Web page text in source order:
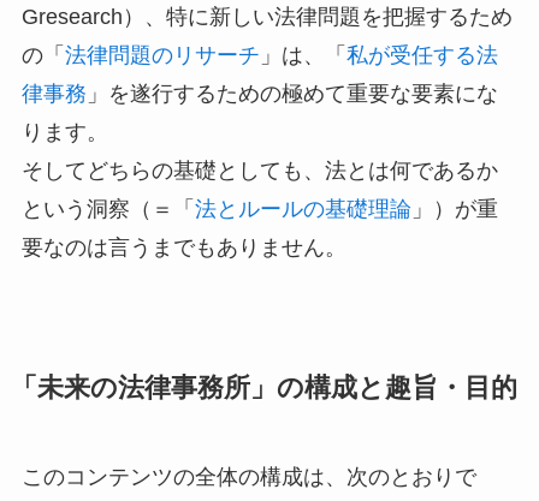
Gresearch）、特に新しい法律問題を把握するため
の「 法律問題のリサーチ 」は、「 私が受任する法
律事務 」を遂行するための極めて重要な要素にな
ります。
そしてどちらの基礎としても、法とは何であるか
という洞察（＝「 法とルールの基礎理論 」）が重
要なのは言うまでもありません。
「未来の法律事務所」の構成と趣旨・目的
このコンテンツの全体の構成は、次のとおりで